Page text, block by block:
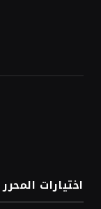
اختيارات المحرر